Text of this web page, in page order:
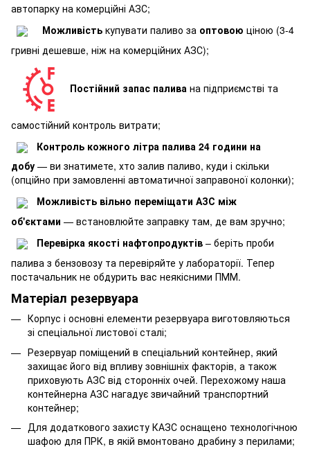
автопарку на комерційні АЗС;
Можливість купувати паливо за оптовою ціною (3-4
гривні дешевше, ніж на комерційних АЗС);
Постійний запас палива на підприємстві та
самостійний контроль витрати;
Контроль кожного літра палива 24 години на
добу — ви знатимете, хто залив паливо, куди і скільки
(опційно при замовленні автоматичної заправоної колонки);
Можливість вільно переміщати АЗС між
об'єктами — встановлюйте заправку там, де вам зручно;
Перевірка якості нафтопродуктів– беріть проби
палива з бензовозу та перевіряйте у лабораторії. Тепер
постачальник не обдурить вас неякісними ПММ.
Матеріал резервуара
Корпус і основні елементи резервуара виготовляються
зі спеціальної листової сталі;
Резервуар поміщений в спеціальний контейнер, який
захищає його від впливу зовнішніх факторів, а також
приховують АЗС від сторонніх очей. Перехожому наша
контейнерна АЗС нагадує звичайний транспортний
контейнер;
Для додаткового захисту КАЗС оснащено технологічною
шафою для ПРК, в якій вмонтовано драбину з перилами;